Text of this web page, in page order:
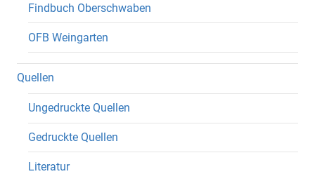
Findbuch Oberschwaben
OFB Weingarten
Quellen
Ungedruckte Quellen
Gedruckte Quellen
Literatur